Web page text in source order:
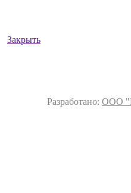
Закрыть
Разработано: ООО